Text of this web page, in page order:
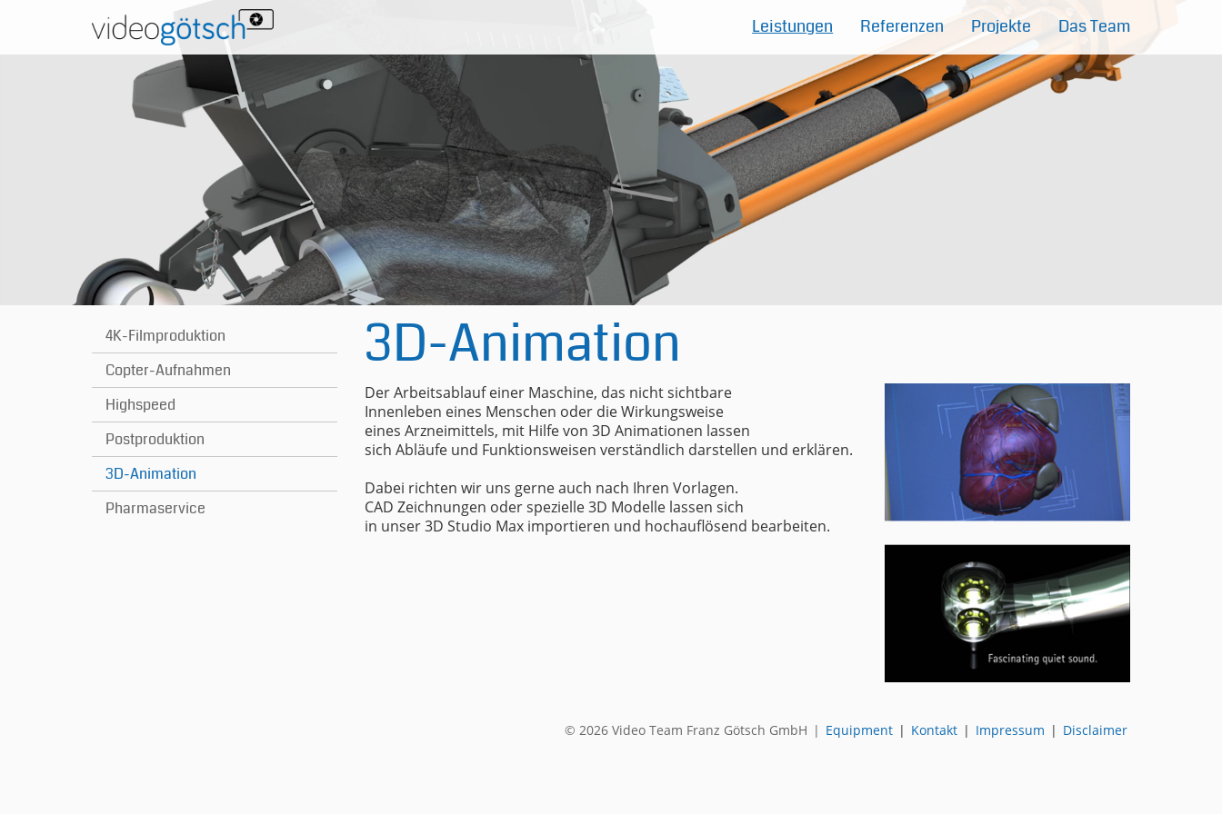
Leistungen Referenzen Projekte Das Team
3D-Animation
Der Arbeitsablauf einer Maschine, das nicht sichtbare
Innenleben eines Menschen oder die Wirkungsweise
eines Arzneimittels, mit Hilfe von 3D Animationen lassen
sich Abläufe und Funktionsweisen verständlich darstellen und erklären.
Dabei richten wir uns gerne auch nach Ihren Vorlagen.
CAD Zeichnungen oder spezielle 3D Modelle lassen sich
in unser 3D Studio Max importieren und hochauflösend bearbeiten.
4K-Filmproduktion
Copter-Aufnahmen
Highspeed
Postproduktion
3D-Animation
Pharmaservice
© 2026 Video Team Franz Götsch GmbH | Equipment | Kontakt | Impressum | Disclaimer